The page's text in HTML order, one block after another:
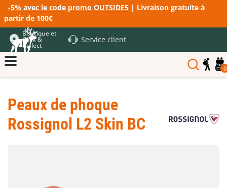
-5% avec le code promo OUTSIDE5 | Livraison gratuite à
partir de 100€
Boutique et
Click &
Collect
Service client
0
Peaux de phoque
Rossignol L2 Skin BC